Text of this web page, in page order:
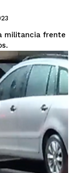
militancia frente